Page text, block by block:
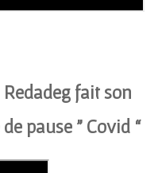
fait son
pause ” Covid “